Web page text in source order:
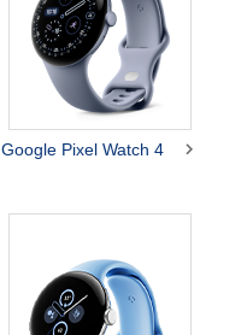
Google Pixel Watch 4 